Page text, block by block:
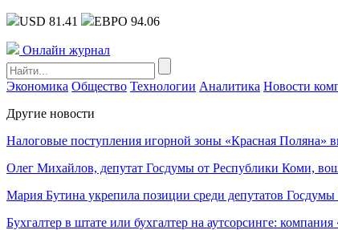
USD 81.41 ЕВРО 94.06
Онлайн журнал
Экономика Общество Технологии Аналитика Новости
Другие новости
Налоговые поступления игорной зоны «Красная Поляна»
Олег Михайлов, депутат Госдумы от Республики Коми,
Мария Бутина укрепила позиции среди депутатов
Бухгалтер в штате или бухгалтер на аутсорсинге: